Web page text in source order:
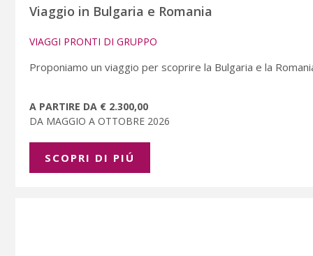
Viaggio in Bulgaria e Romania
VIAGGI PRONTI DI GRUPPO
Proponiamo un viaggio per scoprire la Bulgaria e la
A PARTIRE DA € 2.300,00
DA MAGGIO A OTTOBRE 2026
SCOPRI DI PIÚ